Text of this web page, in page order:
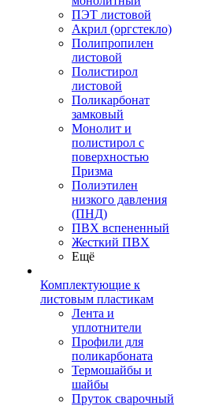
ПЭТ листовой
Акрил (оргстекло)
Полипропилен
листовой
Полистирол
листовой
Поликарбонат
замковый
Монолит и
полистирол с
поверхностью
Призма
Полиэтилен
низкого давления
(ПНД)
ПВХ вспененный
Жесткий ПВХ
Ещё
Комплектующие к
листовым пластикам
Лента и
уплотнители
Профили для
поликарбоната
Термошайбы и
шайбы
Пруток сварочный